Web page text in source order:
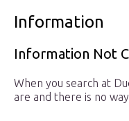
Information
Information Not
When you search at
are and there is no